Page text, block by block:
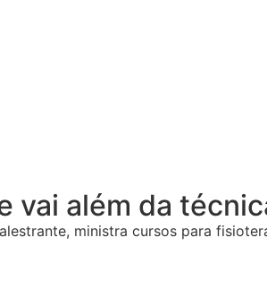
vai além da
ministra cursos para